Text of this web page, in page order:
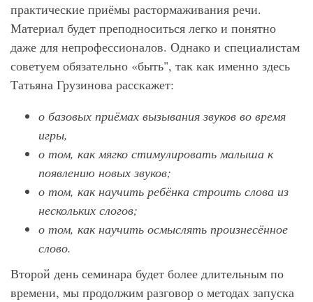
практические приёмы растормаживания речи.
Материал будет преподноситься легко и понятно
даже для непрофессионалов. Однако и специалистам
советуем обязательно «быть", так как именно здесь
Татьяна Грузинова расскажет:
о базовых приёмах вызывания звуков во время
игры,
о том, как мягко стимулировать малыша к
появлению новых звуков;
о том, как научить ребёнка строить слова из
нескольких слогов;
о том, как научить осмыслять произнесённое
слово.
Второй день семинара будет более длительным по
времени, мы продолжим разговор о методах запуска